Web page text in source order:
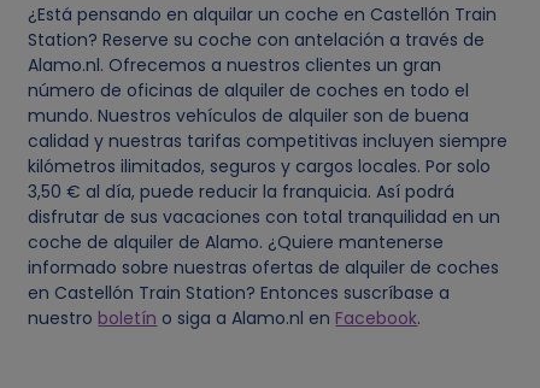
¿Está pensando en alquilar un coche en Castellón Train
Station? Reserve su coche con antelación a través de
Alamo.nl. Ofrecemos a nuestros clientes un gran
número de oficinas de alquiler de coches en todo el
mundo. Nuestros vehículos de alquiler son de buena
calidad y nuestras tarifas competitivas incluyen siempre
kilómetros ilimitados, seguros y cargos locales. Por solo
3,50 € al día, puede reducir la franquicia. Así podrá
disfrutar de sus vacaciones con total tranquilidad en un
coche de alquiler de Alamo. ¿Quiere mantenerse
informado sobre nuestras ofertas de alquiler de coches
en Castellón Train Station? Entonces suscríbase a
nuestro boletín o siga a Alamo.nl en Facebook.